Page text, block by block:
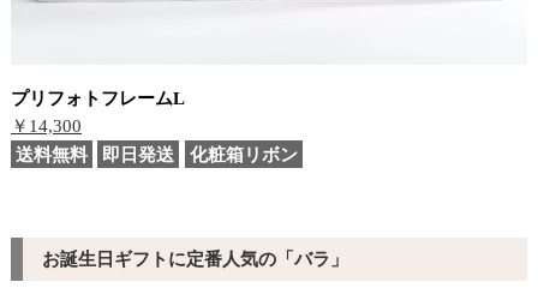
プリフォトフレームL
￥14,300
送料無料
即日発送 化粧箱リボン
お誕生日ギフトに定番人気の「バラ」